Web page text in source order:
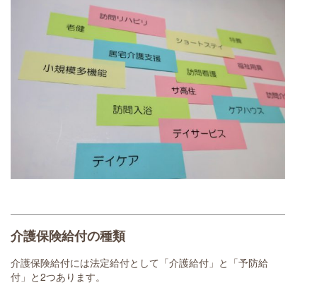
介護保険給付の種類
介護保険給付には法定給付として「介護給付」と「予防給
付」と2つあります。